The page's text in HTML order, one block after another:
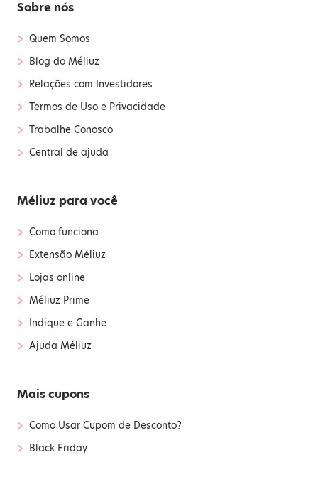
Sobre nós
› Quem Somos
› Blog do Méliuz
› Relações com Investidores
› Termos de Uso e Privacidade
› Trabalhe Conosco
› Central de ajuda
Méliuz para você
› Como funciona
› Extensão Méliuz
› Lojas online
› Méliuz Prime
› Indique e Ganhe
› Ajuda Méliuz
Mais cupons
› Como Usar Cupom de Desconto?
› Black Friday